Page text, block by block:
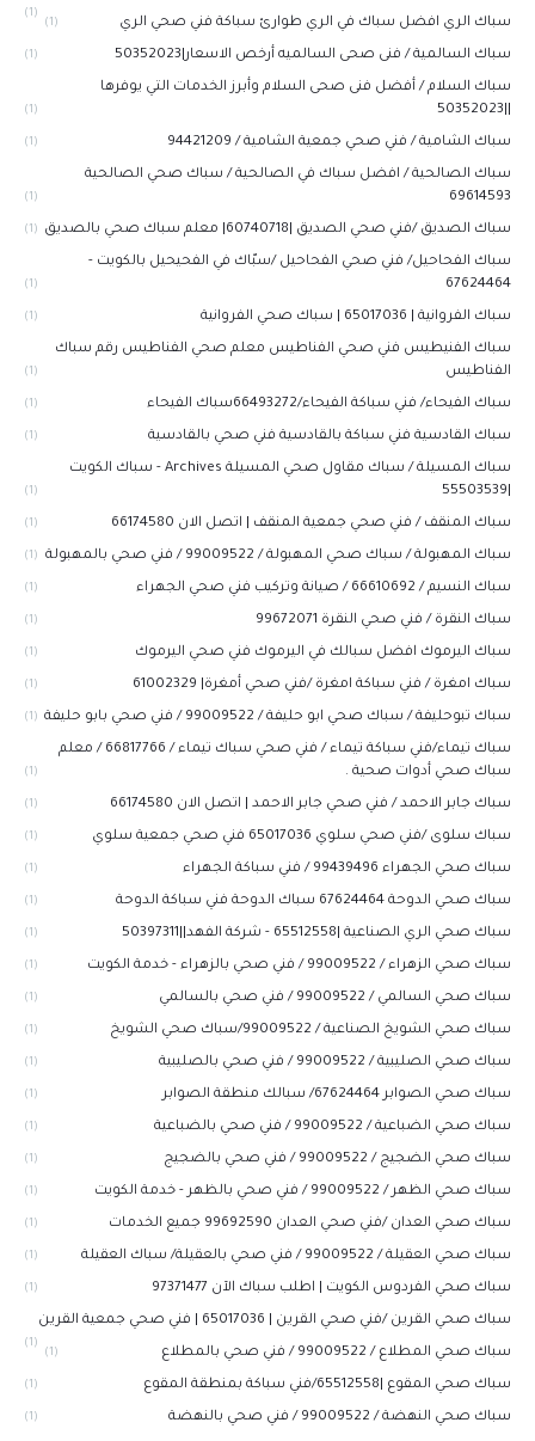
(1)
سباك الري افضل سباك في الري طوارئ سباكة فني صحي الري (1)
سباك السالمية / فنى صحى السالميه أرخص الاسعار|50352023 (1)
سباك السلام / أفضل فنى صحى السلام وأبرز الخدمات التي يوفرها
(1)
سباك الشامية / فني صحي جمعية الشامية / 94421209 (1)
سباك الصالحية / افضل سباك في الصالحية / سباك صحي الصالحية
69614593
(1)
سباك الصديق /فني صحي الصديق |60740718| معلم سباك صحي بالصديق (1)
سباك الفحاحيل/ فني صحي الفحاحيل /سبّاك في الفحيحيل بالكويت -
67624464
(1)
سباك الفروانية | 65017036 | سباك صحي الفروانية (1)
سباك الفنيطيس فني صحي الفناطيس معلم صحي الفناطيس رقم سباك
الفناطيس
(1)
سباك الفيحاء/ فني سباكة الفيحاء/66493272سباك الفيحاء (1)
سباك القادسية فني سباكة بالقادسية فني صحي بالقادسية (1)
سباك المسيلة / سباك مقاول صحي المسيلة Archives - سباك الكويت
(1)
سباك المنقف / فني صحي جمعية المنقف | اتصل الان 66174580 (1)
سباك المهبولة / سباك صحي المهبولة / 99009522 / فني صحي بالمهبولة (1)
سباك النسيم / 66610692 / صيانة وتركيب فني صحي الجهراء (1)
سباك النقرة / فني صحي النقرة 99672071 (1)
سباك اليرموك افضل سبالك في اليرموك فني صحي اليرموك (1)
سباك امغرة / فني سباكة امغرة /فني صحي أمغرة| 61002329 (1)
سباك تبوحليفة / سباك صحي ابو حليفة / 99009522 / فني صحي بابو حليفة (1)
سباك تيماء/فني سباكة تيماء / فني صحي سباك تيماء / 66817766 / معلم
سباك صحي أدوات صحية .
(1)
سباك جابر الاحمد / فني صحي جابر الاحمد | اتصل الان 66174580 (1)
سباك سلوى /فني صحي سلوي 65017036 فني صحي جمعية سلوي (1)
سباك صحي الجهراء 99439496 / فني سباكة الجهراء (1)
سباك صحي الدوحة 67624464 سباك الدوحة فني سباكة الدوحة (1)
سباك صحي الري الصناعية |65512558 - شركة الفهد||50397311 (1)
سباك صحي الزهراء / 99009522 / فني صحي بالزهراء - خدمة الكويت (1)
سباك صحي السالمي / 99009522 / فني صحي بالسالمي (1)
سباك صحي الشويخ الصناعية / 99009522/سباك صحي الشويخ (1)
سباك صحي الصليبية / 99009522 / فني صحي بالصليبية (1)
سباك صحي الصوابر 67624464/ سبالك منطقة الصوابر (1)
سباك صحي الضباعية / 99009522 / فني صحي بالضباعية (1)
سباك صحي الضجيج / 99009522 / فني صحي بالضجيج (1)
سباك صحي الظهر / 99009522 / فني صحي بالظهر - خدمة الكويت (1)
سباك صحي العدان /فني صحي العدان 99692590 جميع الخدمات (1)
سباك صحي العقيلة / 99009522 / فني صحي بالعقيلة/ سباك العقيلة (1)
سباك صحي الفردوس الكويت | اطلب سباك الآن 97371477 (1)
سباك صحي القرين /فني صحي القرين | 65017036 | فني صحي جمعية القرين
(1)
سباك صحي المطلاع / 99009522 / فني صحي بالمطلاع (1)
سباك صحي المقوع |65512558/فني سباكة بمنطقة المقوع (1)
سباك صحي النهضة / 99009522 / فني صحي بالنهضة (1)